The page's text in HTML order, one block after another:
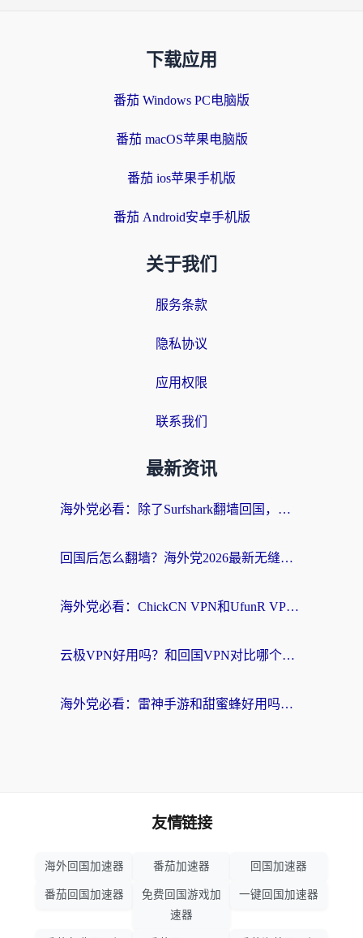
下载应用
番茄 Windows PC电脑版
番茄 macOS苹果电脑版
番茄 ios苹果手机版
番茄 Android安卓手机版
关于我们
服务条款
隐私协议
应用权限
联系我们
最新资讯
海外党必看：除了Surfshark翻墙回国，这些加速器选择技巧你真的懂吗？
回国后怎么翻墙？海外党2026最新无缝访问国内资源全攻略（附对比实测）
海外党必看：ChickCN VPN和UfunR VPN对比哪个回国效果更好？附实用选择指南
云极VPN好用吗？和回国VPN对比哪个回国效果更好？海外党亲测避坑指南
海外党必看：雷神手游和甜蜜蜂好用吗？3步选对回国加速器无缝刷国内资源
友情链接
海外回国加速器 番茄加速器 回国加速器
番茄回国加速器
免费回国游戏加
速器
一键回国加速器